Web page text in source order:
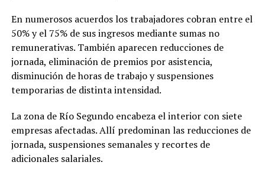
En numerosos acuerdos los trabajadores cobran entre el
50% y el 75% de sus ingresos mediante sumas no
remunerativas. También aparecen reducciones de
jornada, eliminación de premios por asistencia,
disminución de horas de trabajo y suspensiones
temporarias de distinta intensidad.
La zona de Río Segundo encabeza el interior con siete
empresas afectadas. Allí predominan las reducciones de
jornada, suspensiones semanales y recortes de
adicionales salariales.